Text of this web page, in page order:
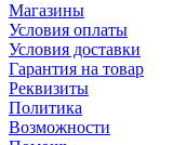
Магазины
Условия оплаты
Условия доставки
Гарантия на товар
Реквизиты
Политика
Возможности